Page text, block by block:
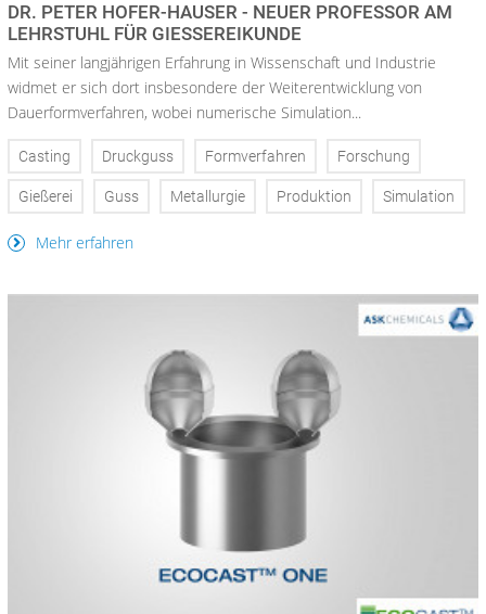
DR. PETER HOFER-HAUSER - NEUER PROFESSOR AM
LEHRSTUHL FÜR GIESSEREIKUNDE
Mit seiner langjährigen Erfahrung in Wissenschaft und Industrie
widmet er sich dort insbesondere der Weiterentwicklung von
Dauerformverfahren, wobei numerische Simulation...
Casting Druckguss Formverfahren Forschung
Gießerei Guss Metallurgie Produktion Simulation
Mehr erfahren